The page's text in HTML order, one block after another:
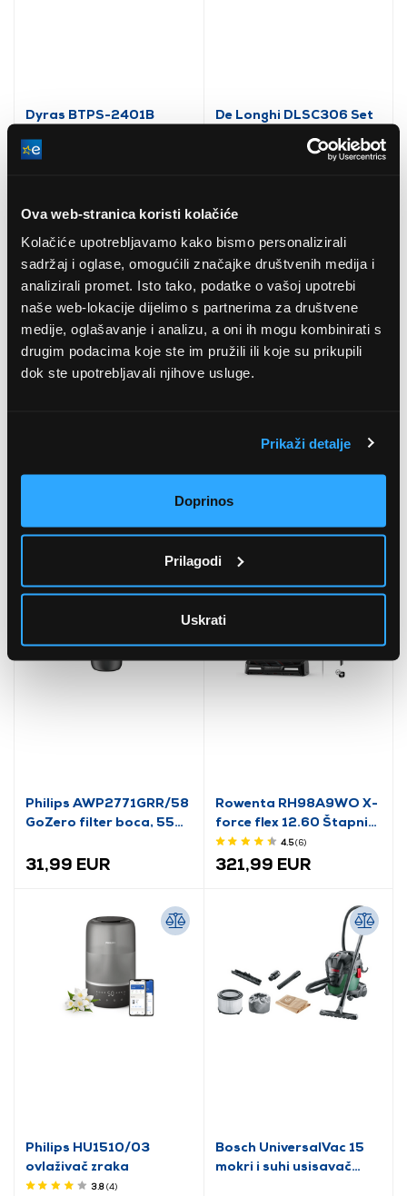
Ova web-stranica koristi kolačiće
Kolačiće upotrebljavamo kako bismo personalizirali
sadržaj i oglase, omogućili značajke društvenih medija i
analizirali promet. Isto tako, podatke o vašoj upotrebi
naše web-lokacije dijelimo s partnerima za društvene
medije, oglašavanje i analizu, a oni ih mogu kombinirati s
drugim podacima koje ste im pružili ili koje su prikupili
dok ste upotrebljavali njihove usluge.
Prikaži detalje
Doprinos
Prilagodi
Uskrati
Dyras BTPS-2401B
crna
De Longhi DLSC306 Set
Toster
filtriranje vode
Philips AWP2771GRR/58
GoZero filter boca, 550
31,99 EUR
Rowenta RH98A9WO X-
force flex 12.60 Štapni
usisavač
4.5(6)
321,99 EUR
Philips HU1510/03
ovlaživač zraka
3.8(4)
Bosch UniversalVac 15
mokri i suhi usisavač